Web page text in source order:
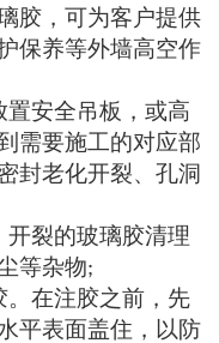
胶，可为客户提供
保养等外墙高空作
置安全吊板，或高
需要施工的对应部
封老化开裂、孔洞
裂的玻璃胶清理
等杂物;
。在注胶之前，先
平表面盖住，以防